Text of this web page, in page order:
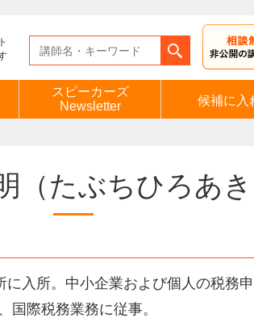
スピーカーズ
Newsletter
候補に入
（たぶちひろあき
入所。中小企業および個人の税務
国際税務業務に従事。